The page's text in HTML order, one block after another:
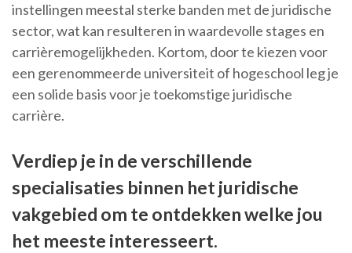
instellingen meestal sterke banden met de juridische
sector, wat kan resulteren in waardevolle stages en
carrièremogelijkheden. Kortom, door te kiezen voor
een gerenommeerde universiteit of hogeschool leg je
een solide basis voor je toekomstige juridische
carrière.
Verdiep je in de verschillende
specialisaties binnen het juridische
vakgebied om te ontdekken welke jou
het meeste interesseert.